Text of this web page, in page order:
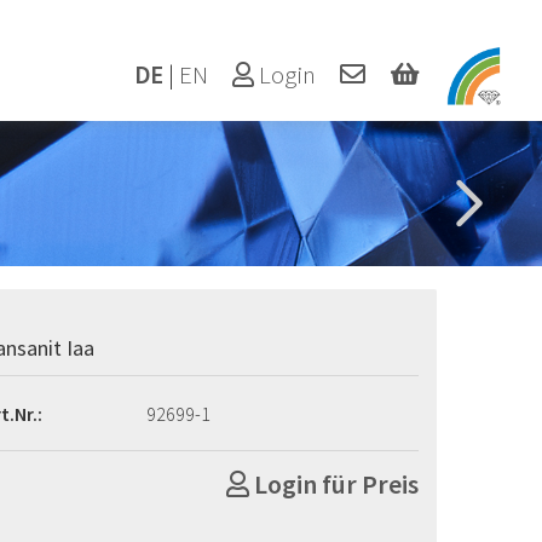
Login
DE | EN
Iaa
92699-1
Login für Preis